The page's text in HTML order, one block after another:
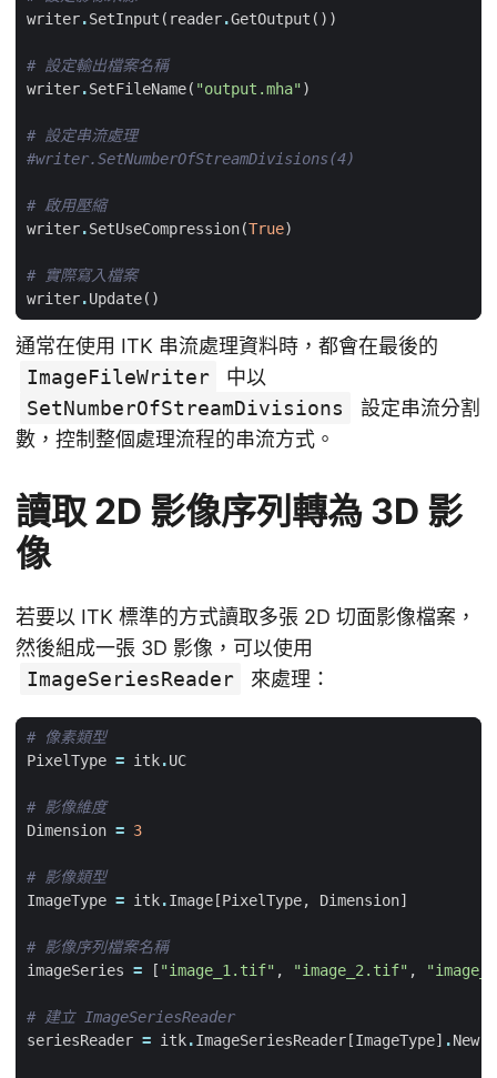
writer.SetInput ( reader.GetOutput ())
# 設定輸出檔案名稱
writer.SetFileName( "output.mha")
# 設定串流處理
#writer.SetNumberOfStreamDivisions(4)
# 啟用壓縮
writer.SetUseCompression(True)
# 實際寫入檔案
writer.Update()
通常在使用 ITK 串流處理資料時，都會在最後的
ImageFileWriter
中以
SetNumberOfStreamDivisions
設定串流分割
數，控制整個處理流程的串流方式。
讀取 2D 影像序列轉為 3D 影
像
若要以 ITK 標準的方式讀取多張 2D 切面影像檔案，
然後組成一張 3D 影像，可以使用
ImageSeriesReader
來處理：
# 像素類型
PixelType = itk.UC
# 影像維度
Dimension = 3
# 影像類型
ImageType = itk.Image [PixelType, Dimension]
# 影像序列檔案名稱
imageSeries = [ "image_1.tif" , "image_2.tif" ,
# 建立 ImageSeriesReader
seriesReader = itk.ImageSeriesReader [ImageType] .New()